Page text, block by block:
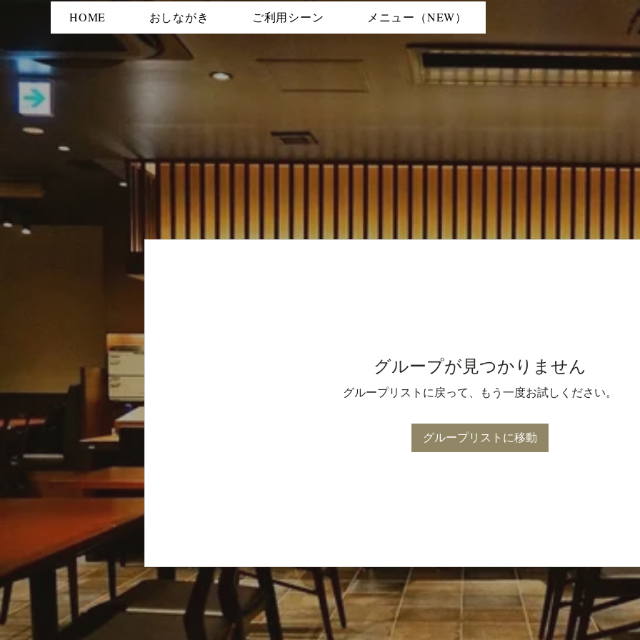
HOME おしながき ご利用シーン メニュー（NEW）
グループが見つかりません
グループリストに戻って、もう一度お試しください。
グループリストに移動